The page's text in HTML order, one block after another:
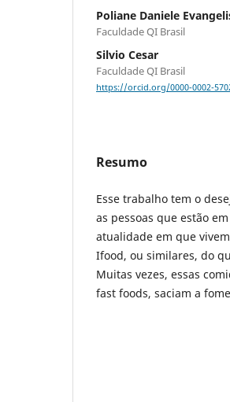
Poliane Daniele
Faculdade QI Brasil
Silvio Cesar
Faculdade QI Brasil
https://orcid.org/0000-0002-
Resumo
Esse trabalho tem o
as pessoas que estão
atualidade em que
Ifood, ou similares, do
Muitas vezes, essas
fast foods, saciam a